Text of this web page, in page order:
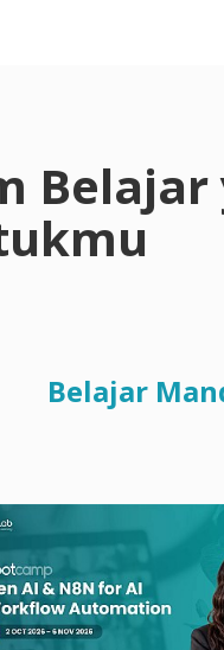
Belajar
Belajar